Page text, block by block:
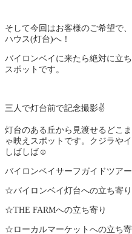
そして今回はお客様のご希望で
ハウス(灯台)へ！
バイロンベイに来たら絶対に立
スポットです。
三人で灯台前で記念撮影✌
灯台のある丘から見渡せるどこ
ゃ映えスポットです。クジラや
しばしば☺
バイロンベイサーフガイドツア
☆バイロンベイ灯台への立ち寄り
☆THE FARMへの立ち寄り
☆ローカルマーケットへの立ち